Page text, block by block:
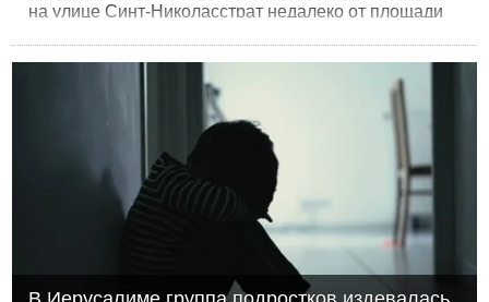
на улице Синт-Николасстрат недалеко от площади